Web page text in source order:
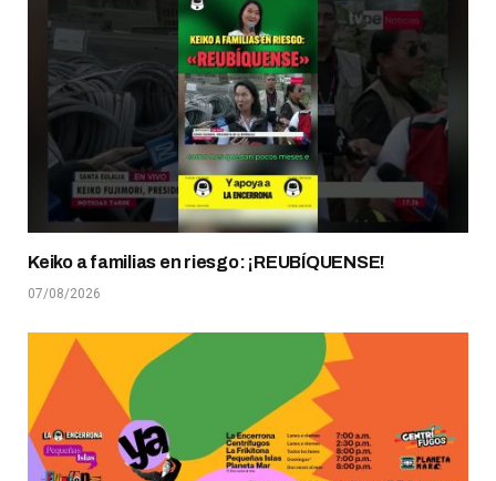
Keiko a familias en riesgo: ¡REUBÍQUENSE!
07/08/2026